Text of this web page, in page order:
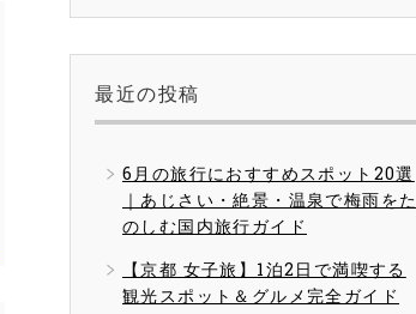
最近の投稿
6月の旅行におすすめスポット20選
｜あじさい・絶景・温泉で梅雨をた
のしむ国内旅行ガイド
【京都 女子旅】1泊2日で満喫する
観光スポット＆グルメ完全ガイド